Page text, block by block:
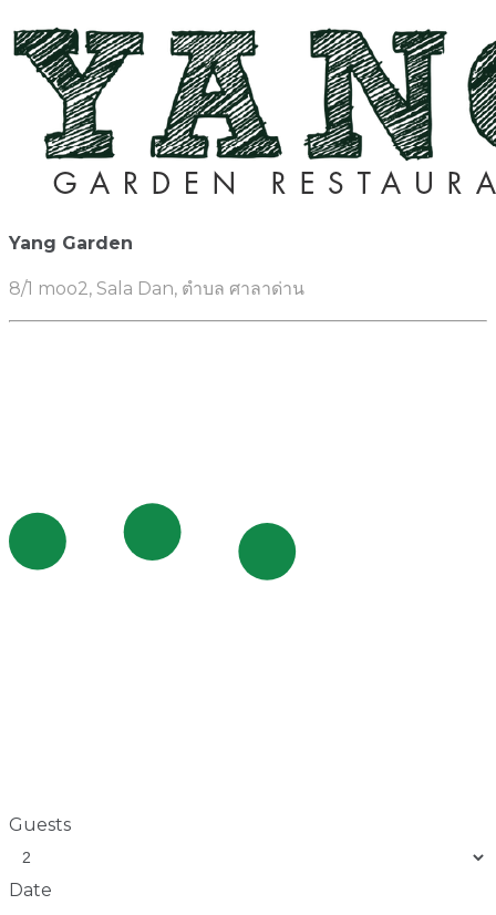
Yang Garden
8/1 moo2, Sala Dan, ตำบล ศาลาด่าน
Guests
Date